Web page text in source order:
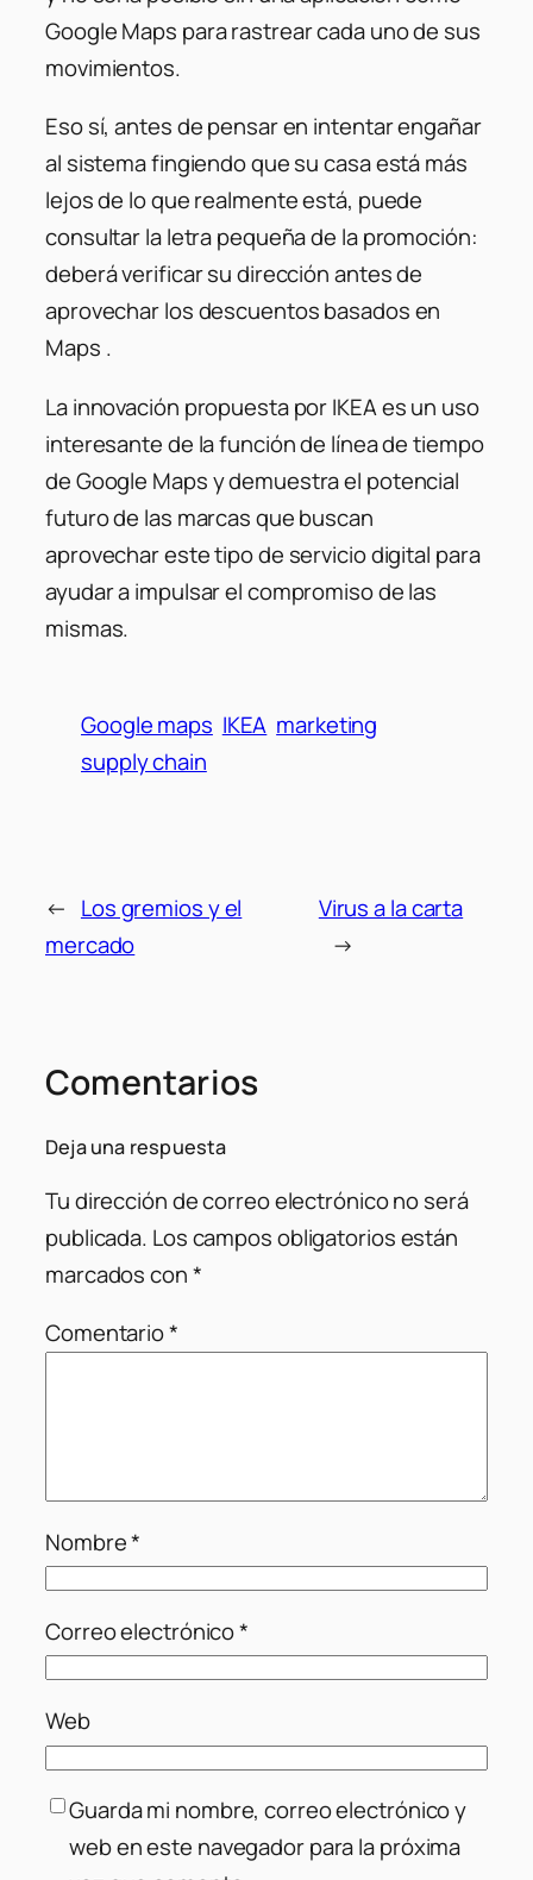
Google Maps para rastrear cada uno de sus
movimientos.
Eso sí, antes de pensar en intentar engañar
al sistema fingiendo que su casa está más
lejos de lo que realmente está, puede
consultar la letra pequeña de la promoción:
deberá verificar su dirección antes de
aprovechar los descuentos basados ​​en
Maps .
La innovación propuesta por IKEA es un uso
interesante de la función de línea de tiempo
de Google Maps y demuestra el potencial
futuro de las marcas que buscan
aprovechar este tipo de servicio digital para
ayudar a impulsar el compromiso de las
mismas.
Google maps IKEA marketing
supply chain
← Los gremios y el
mercado
Virus a la carta
→
Comentarios
Deja una respuesta
Tu dirección de correo electrónico no será
publicada. Los campos obligatorios están
marcados con*
Comentario*
Nombre*
Correo electrónico*
Web
Guarda mi nombre, correo electrónico y
web en este navegador para la próxima